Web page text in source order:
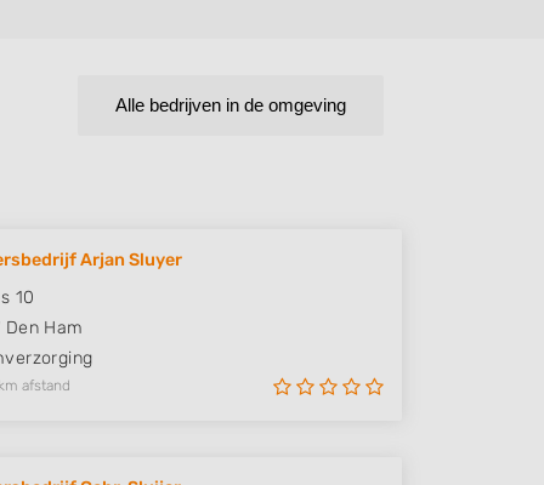
Alle bedrijven in de omgeving
Arjan Sluyer
10
Den Ham
afstand